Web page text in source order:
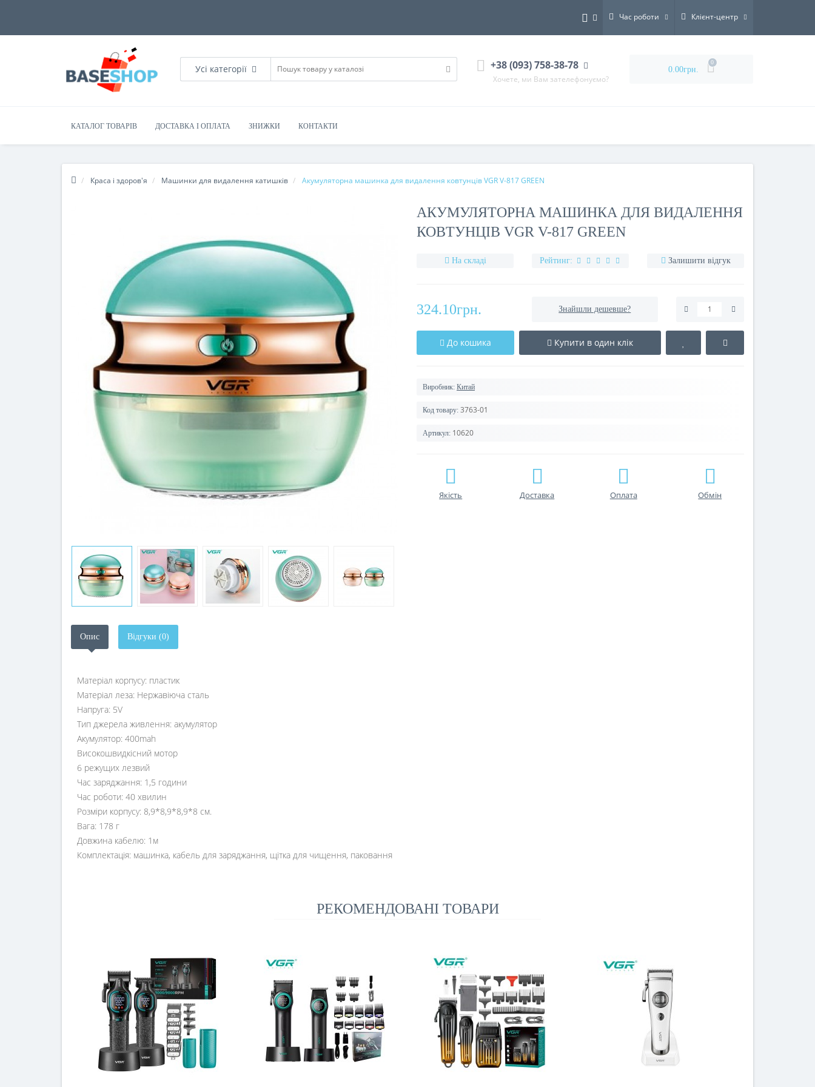
Час роботи Клієнт-центр
Усі категорії +38 (093) 758-38-78
Хочете, ми Вам зателефонуємо?
0.00грн.
0
КАТАЛОГ ТОВАРІВ ДОСТАВКА І ОПЛАТА ЗНИЖКИ КОНТАКТИ
Краса і здоров'я Машинки для видалення катишків Акумуляторна машинка для видалення ковтунців VGR V-817 GREEN
АКУМУЛЯТОРНА МАШИНКА ДЛЯ ВИДАЛЕННЯ
КОВТУНЦІВ VGR V-817 GREEN
На складі Рейтинг: Залишити відгук
324.10грн. Знайшли дешевше?
До кошика Купити в один клік
Виробник: Китай
Код товару: 3763-01
Артикул: 10620
Якість Доставка Оплата Обмін
Опис Відгуки (0)
Матеріал корпусу: пластик
Матеріал леза: Нержавіюча сталь
Напруга: 5V
Тип джерела живлення: акумулятор
Акумулятор: 400mah
Високошвидкісний мотор
6 режущих лезвий
Час заряджання: 1,5 години
Час роботи: 40 хвилин
Розміри корпусу: 8,9*8,9*8,9*8 см.
Вага: 178 г
Довжина кабелю: 1м
Комплектація: машинка, кабель для заряджання, щітка для чищення, паковання
РЕКОМЕНДОВАНІ ТОВАРИ